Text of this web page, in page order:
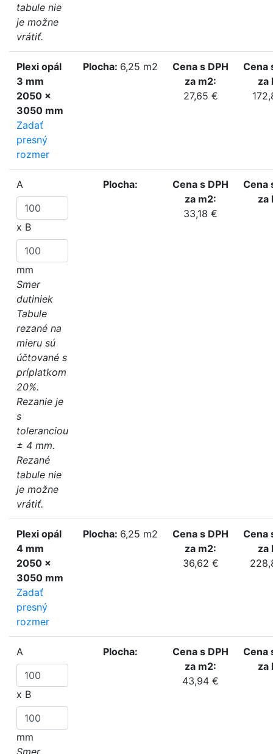
tabule nie
je možne
vrátiť.
Plexi opál
3 mm
2050 x
3050 mm
Zadať
presný
rozmer
Plocha: 6,25 m2
Cena s DPH
za m2:
27,65 €
Cena
za
A
x B
mm
Smer
dutiniek
Tabule
rezané na
mieru sú
účtované s
príplatkom
20%.
Rezanie je
s
toleranciou
± 4 mm.
Rezané
tabule nie
je možne
vrátiť.
Plocha:
Cena s DPH
za m2:
33,18 €
Cena
za
Plexi opál
4 mm
2050 x
3050 mm
Zadať
presný
rozmer
Plocha: 6,25 m2
Cena s DPH
za m2:
36,62 €
Cena
za
A
x B
mm
Smer
Plocha:
Cena s DPH
za m2:
43,94 €
Cena
za